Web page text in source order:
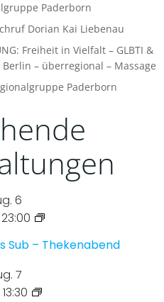
Paderborn
Dorian Kai Liebenau
Freiheit in Vielfalt – GLBTI &
– überregional – Massage
Paderborn
6
23:00
Sub – Thekenabend
7
13:30